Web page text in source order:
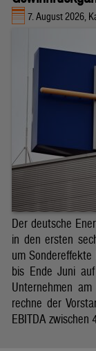
7. August 2026,
Der deutsche
in den ersten
um
bis Ende Juni
Unternehmen
rechne der
EBITDA zwischen